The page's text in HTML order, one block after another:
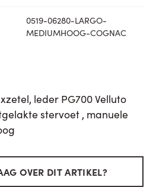
0519-06280-LARGO-
MEDIUMHOOG-COGNAC
leder PG700 Velluto
stervoet , manuele
OVER DIT ARTIKEL?